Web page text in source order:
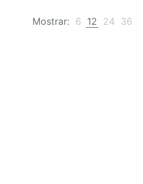
Mostrar: 6 12 24 36